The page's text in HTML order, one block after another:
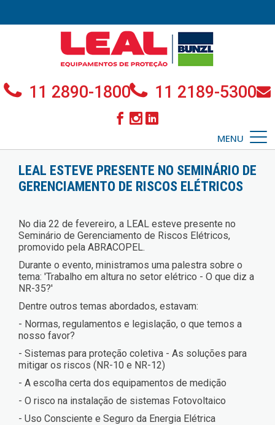
11 2890-1800 11 2189-5300
MENU
LEAL ESTEVE PRESENTE NO SEMINÁRIO DE
GERENCIAMENTO DE RISCOS ELÉTRICOS
No dia 22 de fevereiro, a LEAL esteve presente no
Seminário de Gerenciamento de Riscos Elétricos,
promovido pela ABRACOPEL.
Durante o evento, ministramos uma palestra sobre o
tema: 'Trabalho em altura no setor elétrico - O que diz a
NR-35?'
Dentre outros temas abordados, estavam:
- Normas, regulamentos e legislação, o que temos a
nosso favor?
- Sistemas para proteção coletiva - As soluções para
mitigar os riscos (NR-10 e NR-12)
- A escolha certa dos equipamentos de medição
- O risco na instalação de sistemas Fotovoltaico
- Uso Consciente e Seguro da Energia Elétrica